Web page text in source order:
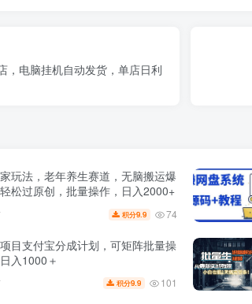
，电脑挂机自动发货，单店日利
玩法，老年养生赛道，无脑搬运爆
松过原创，批量操作，日入2000+
积分9.9 74
目支付宝分成计划，可矩阵批量操
入1000＋
积分9.9 101